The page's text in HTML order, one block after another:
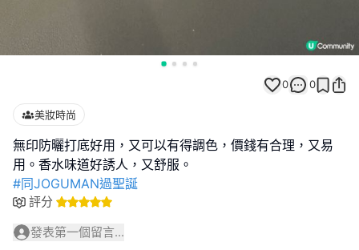
0 0
美妝時尚
無印防曬打底好用，又可以有得調色，價錢有合理，又易
#同JOGUMAN過聖誕
評分
發表第一個留言...